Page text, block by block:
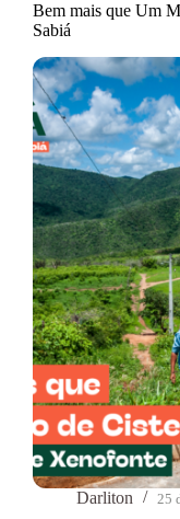
Bem mais que Um
Sabiá
Darliton 25